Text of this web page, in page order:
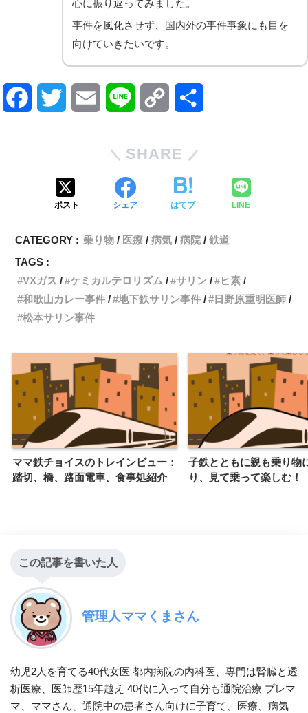
心に振り返ってみました。
事件を風化させず、国内外の事件事象にも目を
向けていきたいです。
o
k
t
e
n
e
p
L
i
k
SHARE
ポスト シェア はてブ LINE
CATEGORY : 乗り物 医療 病気 病院
鉄道
TAGS :
VXガス
ケミカルテロリズム サリン
ヒ素
和歌山カレー事件
地下鉄サリン事件
日野原重明医師
松本サリン事件
ママ鉄チョイスのトレインビュー：
踏切、橋、路面電車、食事処紹介
子鉄とともに親も乗り物
り、見て乗って楽しむ！
この記事を書いた人
管理人ママくまさん
幼児2人を育てる40代女医 都内病院の内科医、専門は腎臓と透
析医療、医師歴15年越え 40代に入って自分も通院治療 プレマ
マ、ママさん、通院中の患者さん向けに子育て、医療、病気